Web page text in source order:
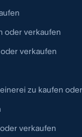
oder verkaufen
verkaufen
zu kaufen
verkaufen